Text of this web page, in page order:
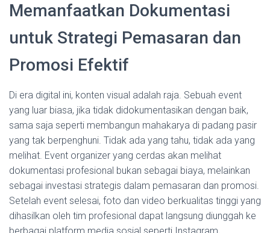
Memanfaatkan Dokumentasi
untuk Strategi Pemasaran dan
Promosi Efektif
Di era digital ini, konten visual adalah raja. Sebuah event
yang luar biasa, jika tidak didokumentasikan dengan baik,
sama saja seperti membangun mahakarya di padang pasir
yang tak berpenghuni. Tidak ada yang tahu, tidak ada yang
melihat. Event organizer yang cerdas akan melihat
dokumentasi profesional bukan sebagai biaya, melainkan
sebagai investasi strategis dalam pemasaran dan promosi.
Setelah event selesai, foto dan video berkualitas tinggi yang
dihasilkan oleh tim profesional dapat langsung diunggah ke